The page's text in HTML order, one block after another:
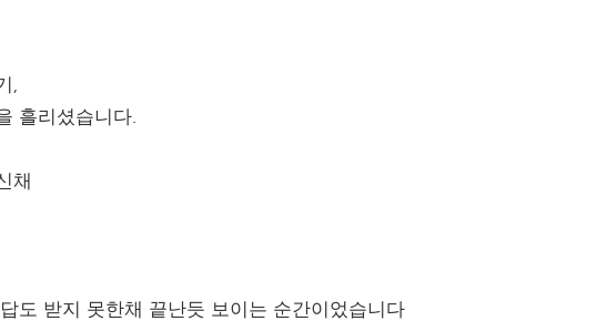
,
흘리셨습니다.
채
도 받지 못한채 끝난듯 보이는 순간이었습니다